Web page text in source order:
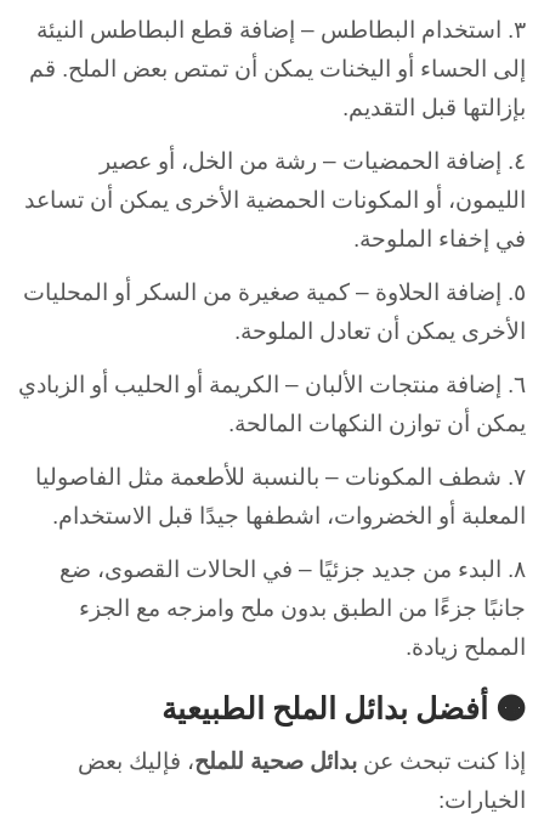
٣. استخدام البطاطس – إضافة قطع البطاطس النيئة
إلى الحساء أو اليخنات يمكن أن تمتص بعض الملح. قم
بإزالتها قبل التقديم.
٤. إضافة الحمضيات – رشة من الخل، أو عصير
الليمون، أو المكونات الحمضية الأخرى يمكن أن تساعد
في إخفاء الملوحة.
٥. إضافة الحلاوة – كمية صغيرة من السكر أو المحليات
الأخرى يمكن أن تعادل الملوحة.
٦. إضافة منتجات الألبان – الكريمة أو الحليب أو الزبادي
يمكن أن توازن النكهات المالحة.
٧. شطف المكونات – بالنسبة للأطعمة مثل الفاصوليا
المعلبة أو الخضروات، اشطفها جيدًا قبل الاستخدام.
٨. البدء من جديد جزئيًا – في الحالات القصوى، ضع
جانبًا جزءًا من الطبق بدون ملح وامزجه مع الجزء
المملح زيادة.
🟠 أفضل بدائل الملح الطبيعية
إذا كنت تبحث عن بدائل صحية للملح، فإليك بعض
الخيارات: